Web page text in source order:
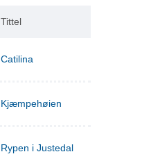
Tittel
Catilina
Kjæmpehøien
Rypen i Justedal